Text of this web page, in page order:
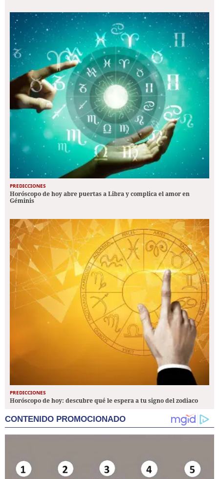
PREDICCIONES
Horóscopo de hoy abre puertas a Libra y complica el amor en
Géminis
PREDICCIONES
Horóscopo de hoy: descubre qué le espera a tu signo del zodiaco
CONTENIDO PROMOCIONADO